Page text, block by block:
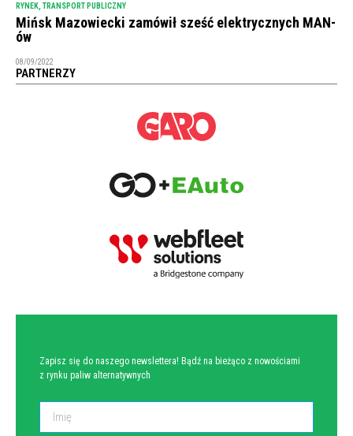
RYNEK TRANSPORT PUBLICZNY
Mińsk Mazowiecki zamówił sześć elektrycznych MAN-
ów
08/09/2022
PARTNERZY
Zapisz się do naszego newslettera! Bądź na bieżąco z nowościami
z rynku paliw alternatywnych